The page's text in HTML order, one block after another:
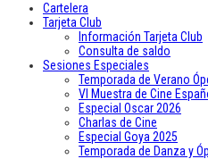
Cartelera
Tarjeta Club
Información Tarjeta Club
Consulta de saldo
Sesiones Especiales
Temporada de Verano
VI Muestra de Cine
Especial Oscar 2026
Charlas de Cine
Especial Goya 2025
Temporada de Danza y